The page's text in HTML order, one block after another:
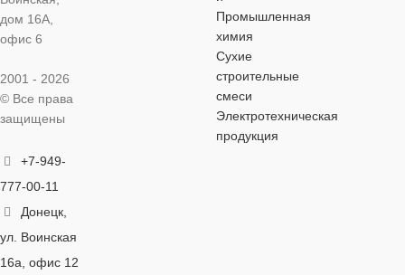
соединительный
дом 16А,
офис 6
2001 - 2026
© Все права
защищены
+7-949-
777-00-11
Донецк,
ул. Воинская
16а, офис 12
Промышленная
химия
Сухие
строительные
смеси
Электротехническая
продукция